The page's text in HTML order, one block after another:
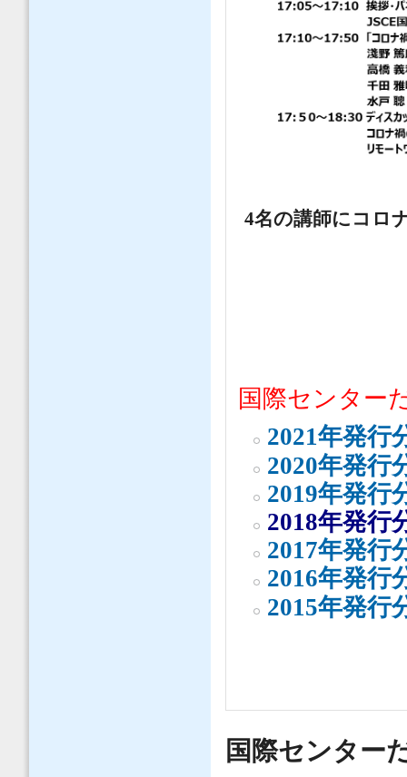
4名の講師にコロ
国際センター
2021年発行
2020年発行
2019年発行
2018年発行
2017年発行
2016年発行
2015年発行
国際センター